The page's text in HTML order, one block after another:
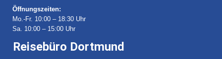
Öffnungszeiten:
Mo.-Fr. 10:00 – 18:30 Uhr
Sa. 10:00 – 15:00 Uhr
Reisebüro Dortmund